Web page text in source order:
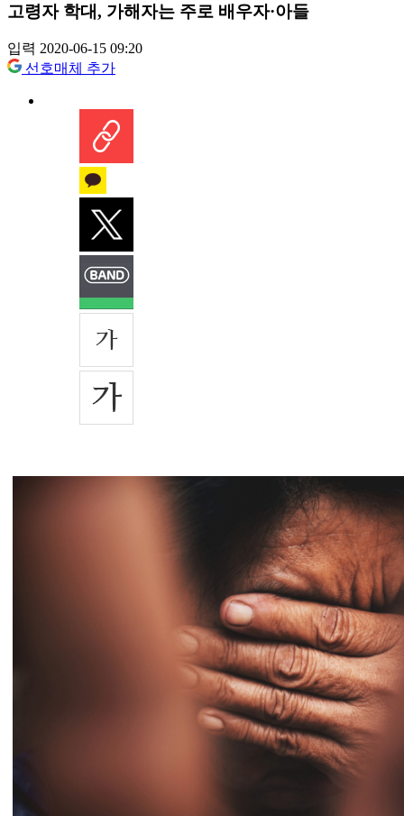
고령자 학대, 가해자는 주로 배우자·아들
입력 2020-06-15 09:20
선호매체 추가